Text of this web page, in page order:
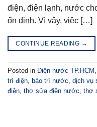
điện, điện lạnh, nước
ổn định. Vì vậy, việc […]
CONTINUE READING →
Posted in Điện nước TP.HCM
trì điện
bảo trì nước dịch vụ
điện thợ sửa điện nước thợ